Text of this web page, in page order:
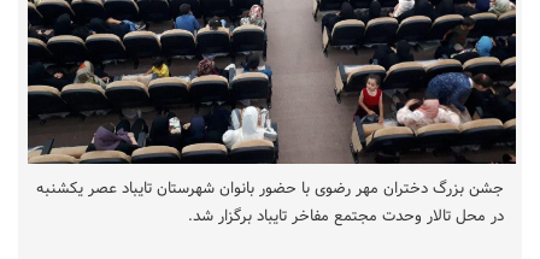
جشن بزرگ دختران مهر رضوی با حضور بانوان شهرستان تایباد عصر یکشنبه
در محل تالار وحدت مجتمع مفاخر تایباد برگزار شد.